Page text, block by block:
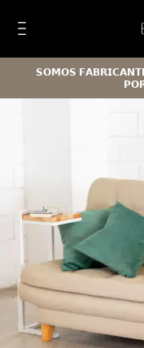
𝗦𝗢𝗠𝗢𝗦 𝗙𝗔𝗕𝗥𝗜𝗖𝗔𝗡𝗧𝗘𝗦